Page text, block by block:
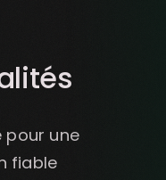
pour une
fiable